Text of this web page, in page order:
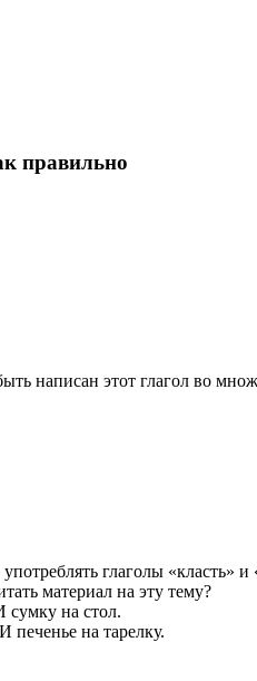
правильно
написан этот глагол во
глаголы «класть» и
материал на эту тему?
на стол.
на тарелку.